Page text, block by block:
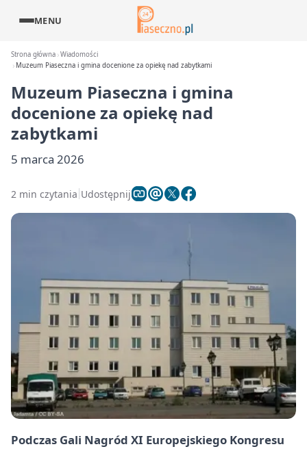
MENU
Strona główna Wiadomości
Muzeum Piaseczna i gmina docenione za opiekę nad zabytkami
Muzeum Piaseczna i gmina
docenione za opiekę nad
zabytkami
5 marca 2026
2 min czytania Udostępnij
Podczas Gali Nagród XI Europejskiego Kongresu